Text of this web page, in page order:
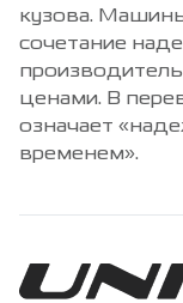
кузова.
сочетание
ценами. В
означает
временем».